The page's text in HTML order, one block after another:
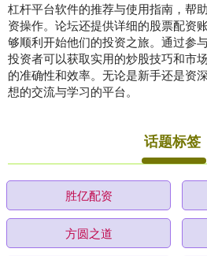
杠杆平台软件的推荐与使用指南，帮
资操作。论坛还提供详细的股票配资
够顺利开始他们的投资之旅。通过参
投资者可以获取实用的炒股技巧和市
的准确性和效率。无论是新手还是资
想的交流与学习的平台。
话题标签
胜亿配资
方圆之道